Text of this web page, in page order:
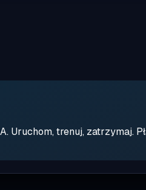
Uruchom, trenuj, zatrzymaj.